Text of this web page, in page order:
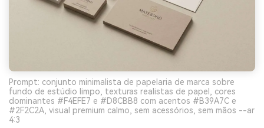
Prompt: conjunto minimalista de papelaria de marca sobre
fundo de estúdio limpo, texturas realistas de papel, cores
dominantes #F4EFE7 e #D8CBB8 com acentos #B39A7C e
#2F2C2A, visual premium calmo, sem acessórios, sem mãos --ar
4:3